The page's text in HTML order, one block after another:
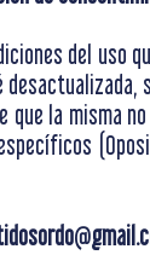
del uso
la misma